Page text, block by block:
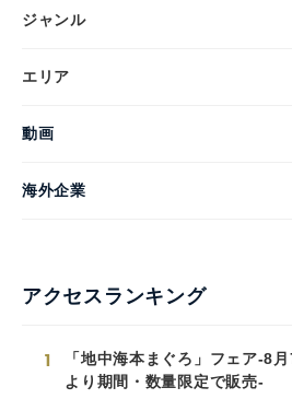
ジャンル
エリア
動画
海外企業
アクセスランキング
1
「地中海本まぐろ」フェア-8月
より期間・数量限定で販売-